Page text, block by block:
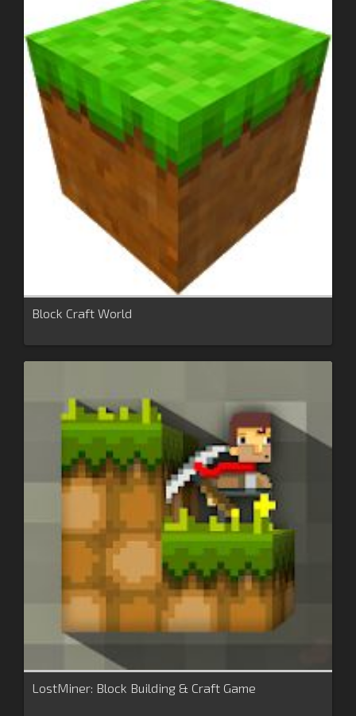
Block Craft World
LostMiner: Block Building & Craft Game